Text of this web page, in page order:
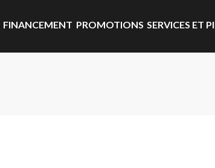
FINANCEMENT PROMOTIONS SERVICES ET